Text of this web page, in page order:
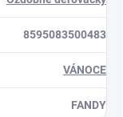
8595083500483
VÁNOCE
FANDY